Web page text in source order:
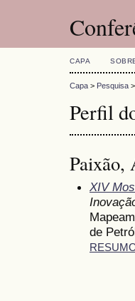
CAPA
Capa > Pesquisa >
Perfil
Paixão,
XIV
de